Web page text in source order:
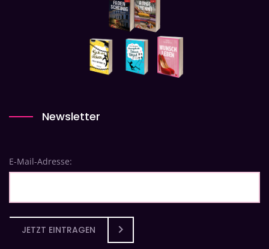
Newsletter
E-Mail-Adresse:
JETZT EINTRAGEN